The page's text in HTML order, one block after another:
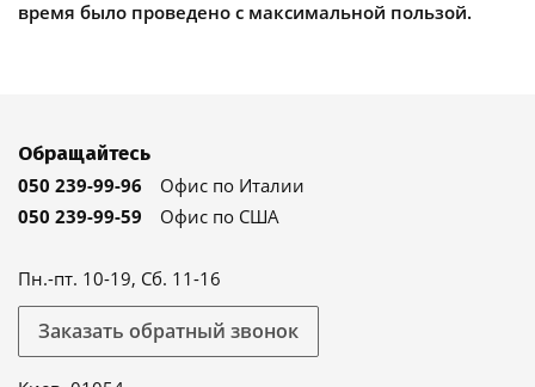
время было проведено с максимальной пользой.
Обращайтесь
050 239-99-96
Офис по Италии
050 239-99-59
Офис по США
Пн.-пт. 10-19, Сб. 11-16
Заказать обратный звонок